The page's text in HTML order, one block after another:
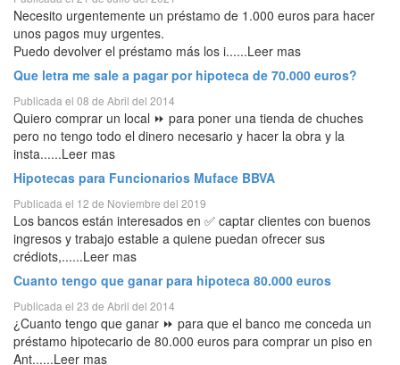
Necesito urgentemente un préstamo de 1.000 euros para hacer
unos pagos muy urgentes.
Puedo devolver el préstamo más los i......Leer mas
Que letra me sale a pagar por hipoteca de 70.000 euros?
Publicada el 08 de Abril del 2014
Quiero comprar un local ⏩ para poner una tienda de chuches
pero no tengo todo el dinero necesario y hacer la obra y la
insta......Leer mas
Hipotecas para Funcionarios Muface BBVA
Publicada el 12 de Noviembre del 2019
Los bancos están interesados en ✅ captar clientes con buenos
ingresos y trabajo estable a quiene puedan ofrecer sus
crédiots,......Leer mas
Cuanto tengo que ganar para hipoteca 80.000 euros
Publicada el 23 de Abril del 2014
¿Cuanto tengo que ganar ⏩ para que el banco me conceda un
préstamo hipotecario de 80.000 euros para comprar un piso en
Ant......Leer mas